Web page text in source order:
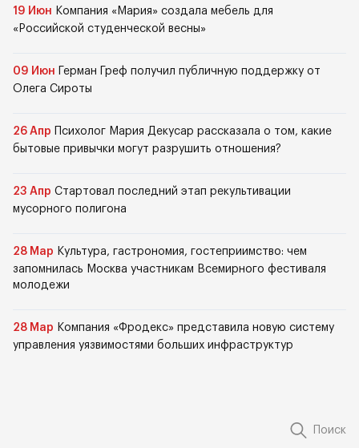
19 Июн Компания «Мария» создала мебель для
«Российской студенческой весны»
09 Июн
Герман Греф получил публичную поддержку от
Олега Сироты
26 Апр
Психолог Мария Декусар рассказала о том, какие
бытовые привычки могут разрушить отношения?
23 Апр Стартовал последний этап рекультивации
мусорного полигона
28 Мар Культура, гастрономия, гостеприимство: чем
запомнилась Москва участникам Всемирного фестиваля
молодежи
28 Мар Компания «Фродекс» представила новую систему
управления уязвимостями больших инфраструктур
Поиск